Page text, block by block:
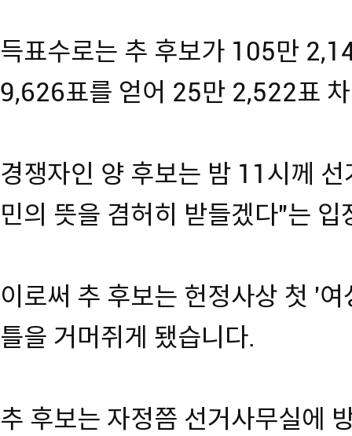
득표수로는 추 후보가 105만
9,626표를 얻어 25만 2,522표
경쟁자인 양 후보는 밤 11시께
민의 뜻을 겸허히 받들겠다"는 입
이로써 추 후보는 헌정사상 첫 '
틀을 거머쥐게 됐습니다.
추 후보는 자정쯤 선거사무실에